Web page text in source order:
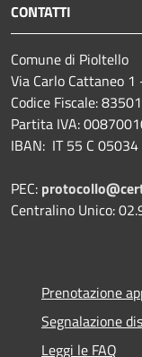
CONTATTI
Comune di Pioltello
Via Carlo Cattaneo
Codice Fiscale:
Partita IVA:
IBAN: IT 55 C
PEC:
Centralino Unico:
Prenotazione
Segnalazione
Leggi le FAQ